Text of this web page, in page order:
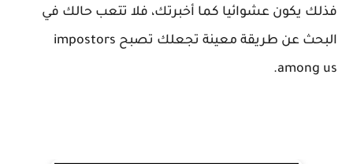
فذلك يكون عشوائيا كما أخبرتك، فلا تتعب حالك في
البحث عن طريقة معينة تجعلك تصبح impostors
among us.